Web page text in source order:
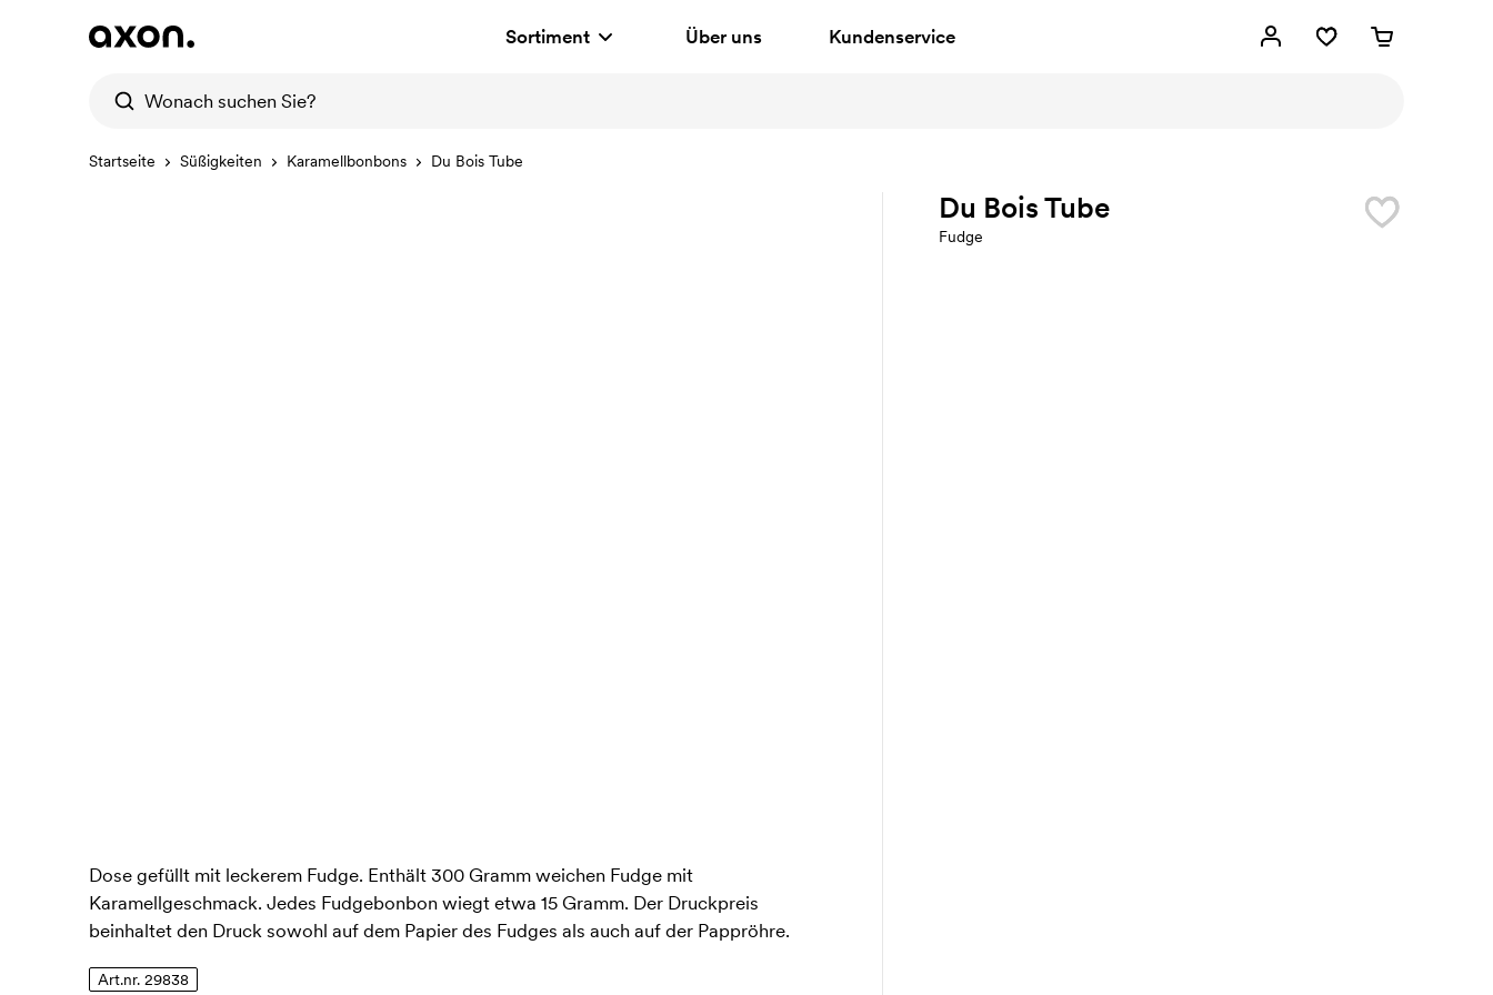
Sortiment Über uns Kundenservice
Startseite Süßigkeiten Karamellbonbons Du Bois Tube
Du Bois Tube
Fudge
Dose gefüllt mit leckerem Fudge. Enthält 300 Gramm weichen Fudge mit
Karamellgeschmack. Jedes Fudgebonbon wiegt etwa 15 Gramm. Der Druckpreis
beinhaltet den Druck sowohl auf dem Papier des Fudges als auch auf der Pappröhre.
Art.nr. 29838